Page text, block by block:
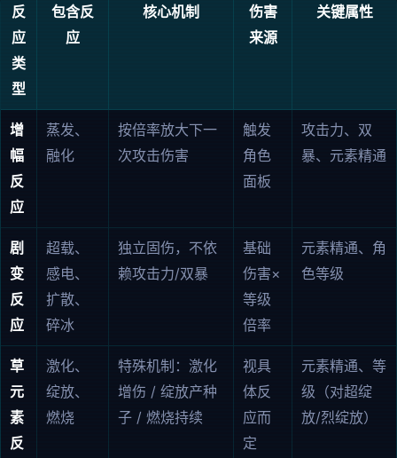
反
应
类
型
包含反
应
核心机制
伤害
来源
关键属性
增
幅
反
应
蒸发、
融化
按倍率放大下一
次攻击伤害
触发
角色
面板
攻击力、双
暴、元素精通
剧
变
反
应
超载、
感电、
扩散、
碎冰
独立固伤，不依
赖攻击力/双暴
基础
伤害×
等级
倍率
元素精通、角
色等级
草
元
素
反
激化、
绽放、
燃烧
特殊机制：激化
增伤 / 绽放产种
子 / 燃烧持续
视具
体反
应而
定
元素精通、等
级（对超绽
放/烈绽放）